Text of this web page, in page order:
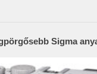
Sigma